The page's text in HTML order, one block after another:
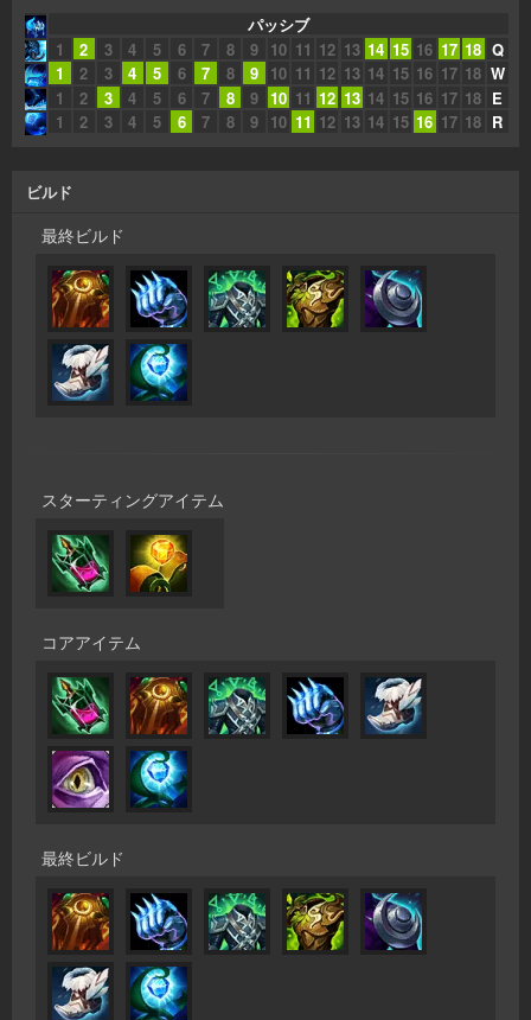
パッシブ
1
2 3 4 5 6 7 8 9 10 11 12 13 14 15 16 17 18 Q
1
2 3 4 5 6 7 8 9 10 11 12 13 14 15 16 17 18 W
1
2 3 4 5 6 7 8 9 10 11 12 13 14 15 16 17 18 E
1
2 3 4 5 6 7 8 9 10 11 12 13 14 15 16 17 18 R
ビルド
最終ビルド
スターティングアイテム
コアアイテム
最終ビルド